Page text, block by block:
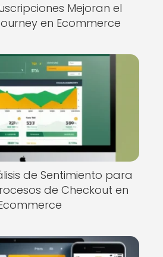
Mejoran el
en Ecommerce
de Sentimiento para
de Checkout en